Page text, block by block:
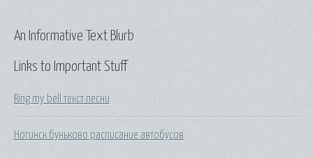
Links to Important Stuff
Ring my bell текст песни
Ногинск буньково расписание автобусов
An Informative Text Blurb